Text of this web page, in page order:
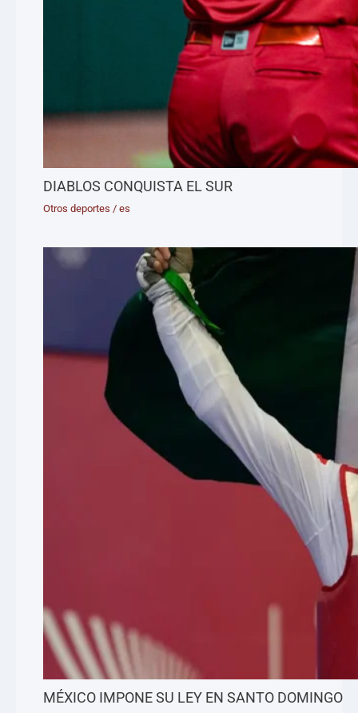
DIABLOS CONQUISTA EL SUR
Otros deportes /es
MÉXICO IMPONE SU LEY EN SANTO DOMINGO